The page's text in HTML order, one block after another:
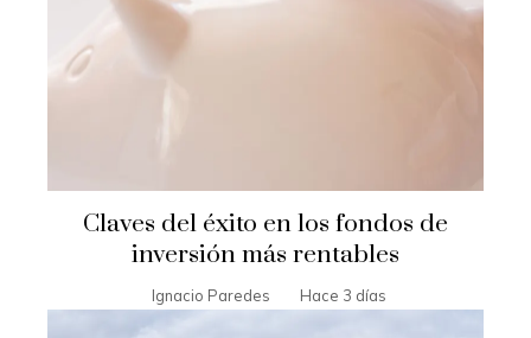
Claves del éxito en los fondos de
inversión más rentables
Ignacio Paredes Hace 3 días